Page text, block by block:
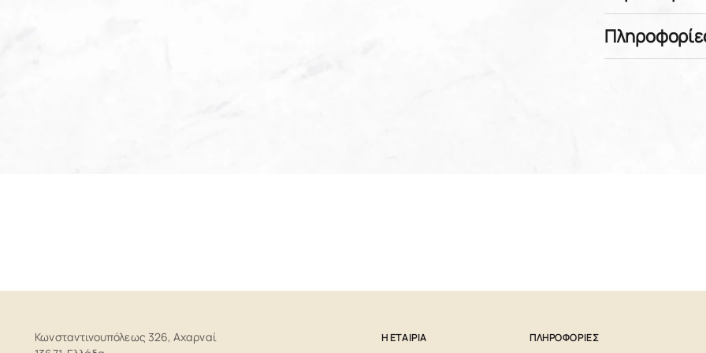
Κωνσταντινουπόλεως 326, Αχαρναί
Η ΕΤΑΙΡΙΑ ΠΛΗΡΟΦΟΡΙΕΣ